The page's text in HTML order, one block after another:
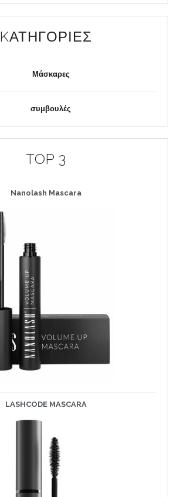
KΑΤΗΓΟΡΊΕΣ
Μάσκαρες
συμβουλές
TOP 3
Nanolash Mascara
LASHCODEMASCARA